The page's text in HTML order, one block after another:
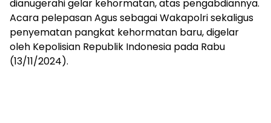
dianugerahi gelar kehormatan, atas pengabdiannya.
Acara pelepasan Agus sebagai Wakapolri sekaligus
penyematan pangkat kehormatan baru, digelar
oleh Kepolisian Republik Indonesia pada Rabu
(13/11/2024).